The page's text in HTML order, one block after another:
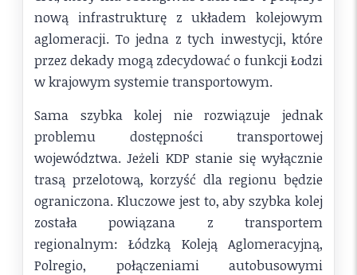
nową infrastrukturę z układem kolejowym
aglomeracji. To jedna z tych inwestycji, które
przez dekady mogą zdecydować o funkcji Łodzi
w krajowym systemie transportowym.
Sama szybka kolej nie rozwiązuje jednak
problemu dostępności transportowej
województwa. Jeżeli KDP stanie się wyłącznie
trasą przelotową, korzyść dla regionu będzie
ograniczona. Kluczowe jest to, aby szybka kolej
została powiązana z transportem
regionalnym: Łódzką Koleją Aglomeracyjną,
Polregio, połączeniami autobusowymi